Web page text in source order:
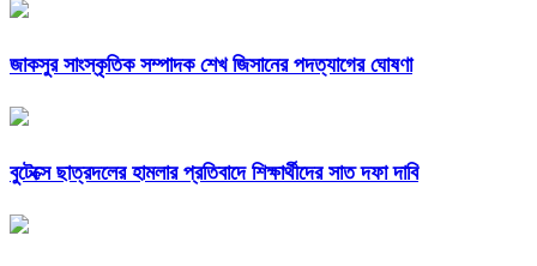
জাকসুর সাংস্কৃতিক সম্পাদক শেখ জিসানের পদত্যাগের ঘোষণা
বুটেক্সে ছাত্রদলের হামলার প্রতিবাদে শিক্ষার্থীদের সাত দফা দাবি